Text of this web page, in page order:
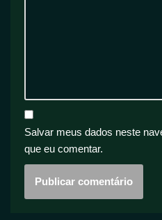
Salvar meus dados neste
que eu comentar.